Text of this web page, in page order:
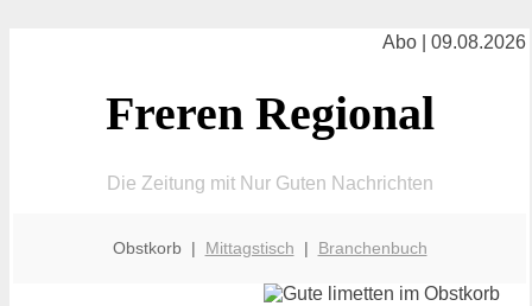
Abo | 09.08.2026
Freren Regional
Die Zeitung mit Nur Guten Nachrichten
Obstkorb | Mittagstisch | Branchenbuch